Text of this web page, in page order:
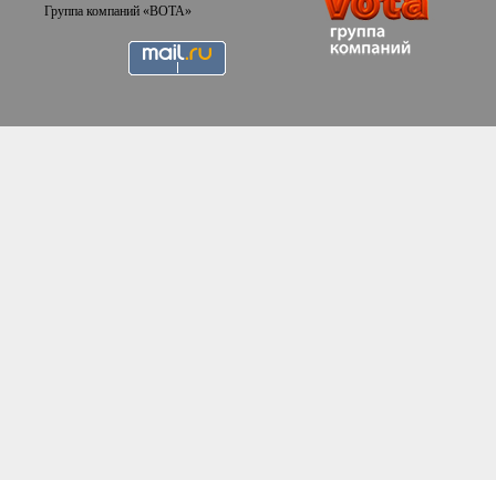
Группа компаний «ВОТА»